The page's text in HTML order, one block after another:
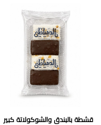
قشطة بالبندق والشوكولاتة كبير